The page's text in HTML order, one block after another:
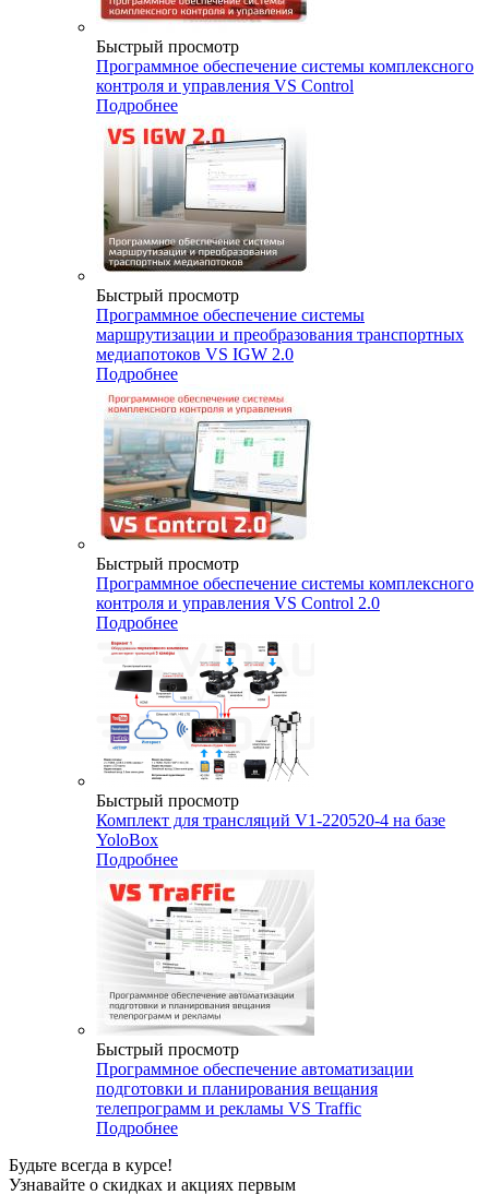
Быстрый просмотр
Программное обеспечение системы комплексного
контроля и управления VS Control
Подробнее
Быстрый просмотр
Программное обеспечение системы
маршрутизации и преобразования транспортных
медиапотоков VS IGW 2.0
Подробнее
Быстрый просмотр
Программное обеспечение системы комплексного
контроля и управления VS Control 2.0
Подробнее
Быстрый просмотр
Комплект для трансляций V1-220520-4 на базе
YoloBox
Подробнее
Быстрый просмотр
Программное обеспечение автоматизации
подготовки и планирования вещания
телепрограмм и рекламы VS Traffic
Подробнее
Будьте всегда в курсе!
Узнавайте о скидках и акциях первым